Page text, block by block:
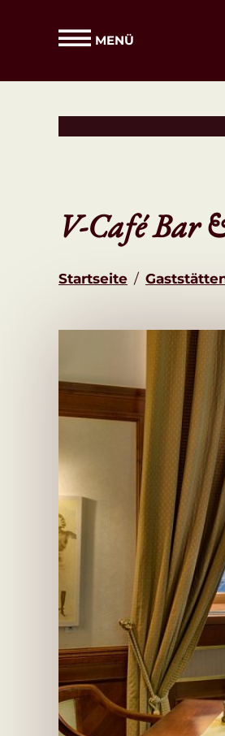
MENÜ
V-Café Bar
Startseite /